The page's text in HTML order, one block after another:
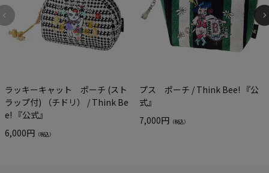
ラッキーキャット ポーチ (スト
ラップ付) （チドリ） / Think Be
e! 『公式』
6,000円 （税込）
プス ポーチ / Think Bee! 『公
式』
7,000円 （税込）